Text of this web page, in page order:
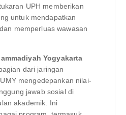
UPH memberikan
untuk mendapatkan
memperluas wawasan
Yogyakarta
dari jaringan
mengedepankan nilai-
jawab sosial di
akademik. Ini